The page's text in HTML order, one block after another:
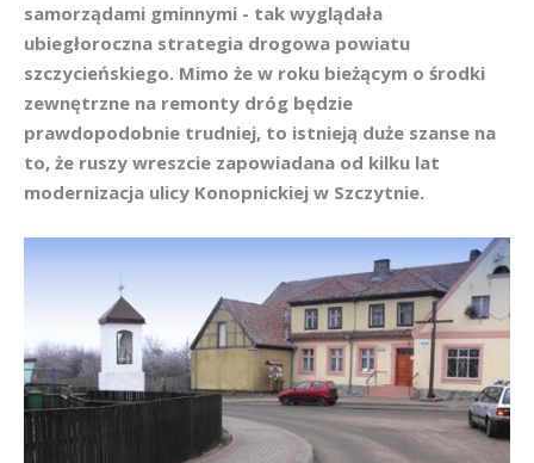
samorządami gminnymi - tak wyglądała
ubiegłoroczna strategia drogowa powiatu
szczycieńskiego. Mimo że w roku bieżącym o środki
zewnętrzne na remonty dróg będzie
prawdopodobnie trudniej, to istnieją duże szanse na
to, że ruszy wreszcie zapowiadana od kilku lat
modernizacja ulicy Konopnickiej w Szczytnie.